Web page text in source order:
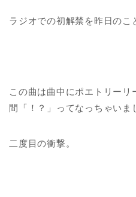
ラジオでの初解禁を昨日のこ
この曲は曲中にポエトリー
間「！？」ってなっちゃいま
二度目の衝撃。